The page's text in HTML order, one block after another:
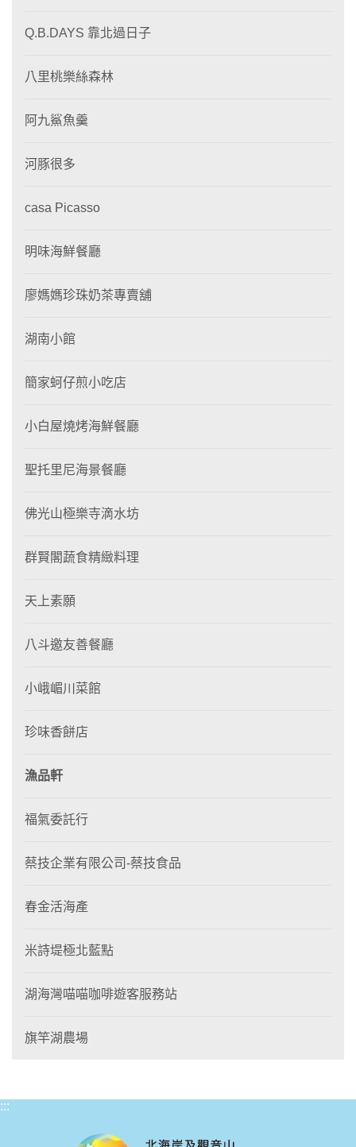
Q.B.DAYS 靠北過日子
八里桃樂絲森林
阿九鯊魚羹
河豚很多
casa Picasso
明味海鮮餐廳
廖媽媽珍珠奶茶專賣舖
湖南小館
簡家蚵仔煎小吃店
小白屋燒烤海鮮餐廳
聖托里尼海景餐廳
佛光山極樂寺滴水坊
群賢閣蔬食精緻料理
天上素願
八斗邀友善餐廳
小峨嵋川菜館
珍味香餅店
漁品軒
福氣委託行
蔡技企業有限公司-蔡技食品
春金活海產
米詩堤極北藍點
湖海灣喵喵咖啡遊客服務站
旗竿湖農場
:::